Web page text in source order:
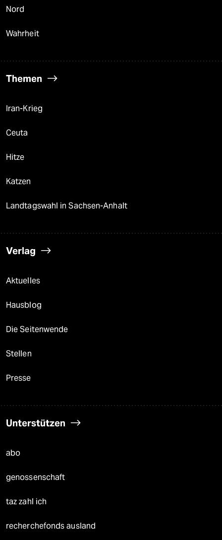
Nord
Wahrheit
Themen
Iran-Krieg
Ceuta
Hitze
Katzen
Landtagswahl in Sachsen-Anhalt
Verlag
Aktuelles
Hausblog
Die Seitenwende
Stellen
Presse
Unterstützen
abo
genossenschaft
taz zahl ich
recherchefonds ausland